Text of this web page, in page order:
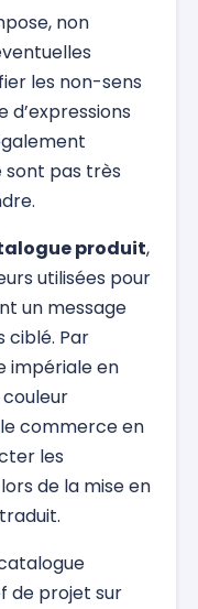
non
les non-sens
d’expressions
sont pas très
produit,
utilisées pour
un message
ciblé. Par
impériale en
couleur
commerce en
les
de la mise en
de projet sur